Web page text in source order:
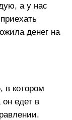
а у нас
денег на
в котором
он едет в